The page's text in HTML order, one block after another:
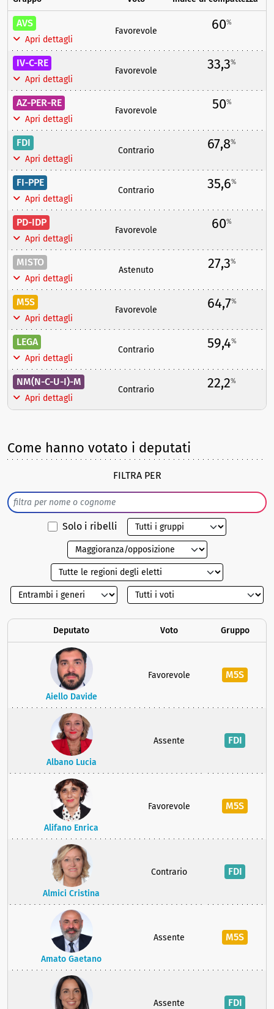
AVS
Apri dettagli
Favorevole 60%
IV-C-RE
Apri dettagli
Favorevole 33,3%
AZ-PER-RE
Apri dettagli
Favorevole 50%
FDI
Apri dettagli
Contrario 67,8%
FI-PPE
Apri dettagli
Contrario 35,6%
PD-IDP
Apri dettagli
Favorevole 60%
MISTO
Apri dettagli
Astenuto 27,3%
M5S
Apri dettagli
Favorevole 64,7%
LEGA
Apri dettagli
Contrario 59,4%
NM(N-C-U-I)-M
Apri dettagli
Contrario 22,2%
Come hanno votato i deputati
FILTRA PER
Solo i ribelli
Deputato Voto Gruppo
Aiello Davide
Favorevole M5S
Albano Lucia
Assente FDI
Alifano Enrica
Favorevole M5S
Almici Cristina
Contrario FDI
Amato Gaetano
Assente M5S
Assente FDI